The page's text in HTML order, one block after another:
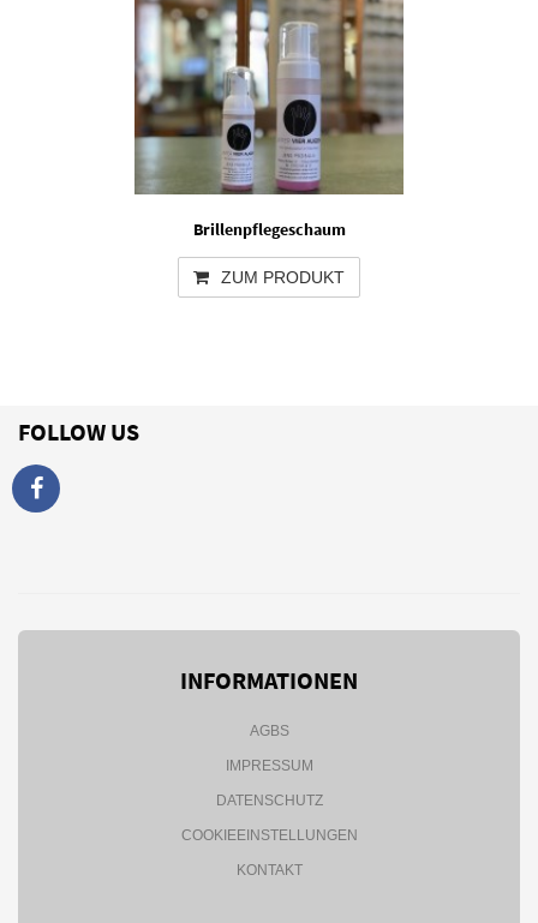
Brillenpflegeschaum
ZUM PRODUKT
FOLLOW US
INFORMATIONEN
AGBS
IMPRESSUM
DATENSCHUTZ
COOKIEEINSTELLUNGEN
KONTAKT